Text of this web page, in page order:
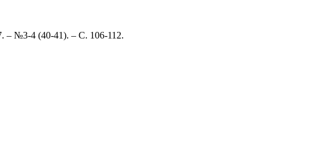
– №3-4 (40-41). – С. 106-112.